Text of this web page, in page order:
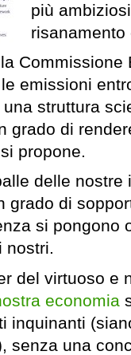
più
Commissione
le emissioni
struttura
grado di
propone.
delle nostre
grado di
si pongono
nostri.
del virtuoso e
economia
inquinanti
senza una